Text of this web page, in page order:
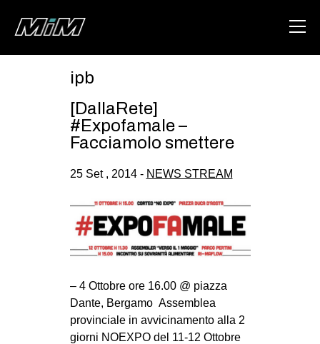
ABOUT
DEGENERAZIONE
GAZA FREESTYLE
CSOA LAMBRETTA
MSM
ZAM
MILANO
ipb
[DallaRete]
#Expofamale –
Facciamolo smettere
25 Set , 2014 - NEWS STREAM
– 4 Ottobre ore 16.00 @ piazza
Dante, Bergamo Assemblea
provinciale in avvicinamento alla 2
giorni NOEXPO del 11-12 Ottobre